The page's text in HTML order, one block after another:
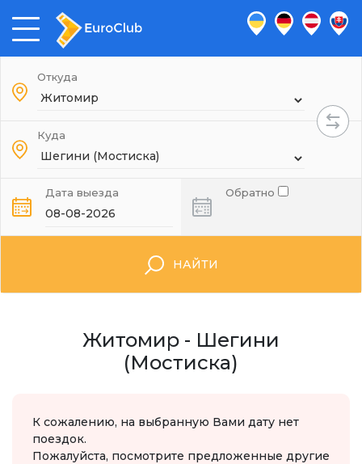
Откуда
Куда
Дата выезда Обратно
НАЙТИ
Житомир - Шегини
(Мостиска)
К сожалению, на выбранную Вами дату нет
поездок.
Пожалуйста, посмотрите предложенные другие